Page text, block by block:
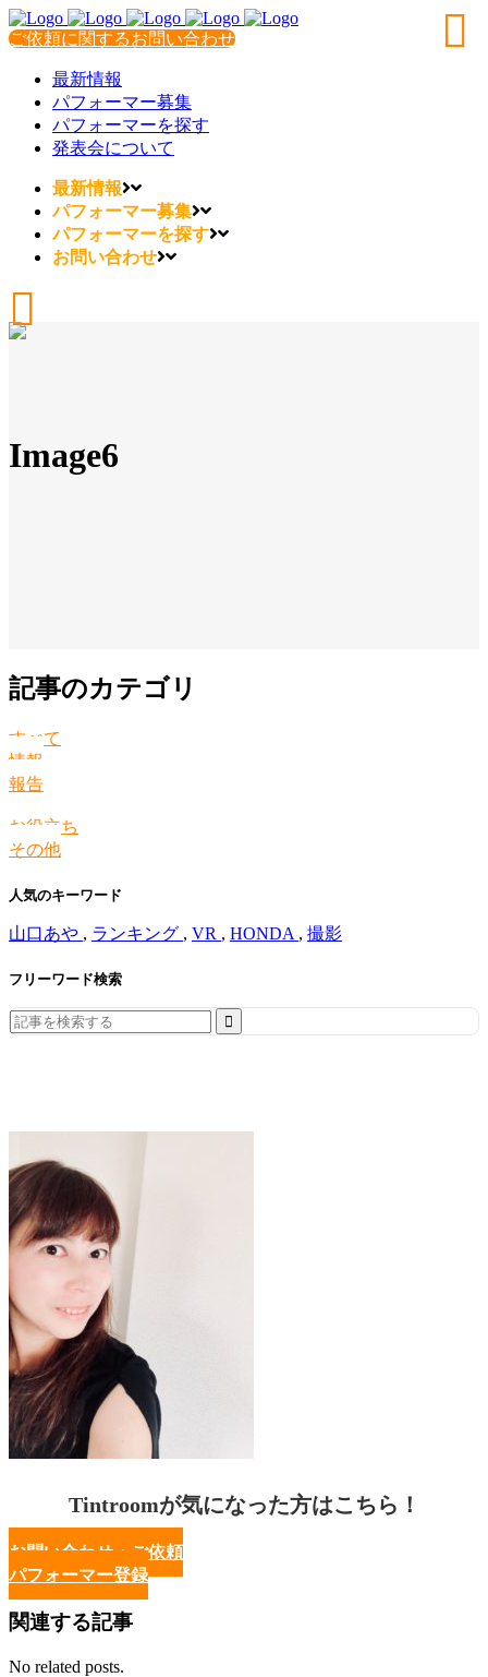
ご依頼に関するお問い合わせ
最新情報
パフォーマー募集
パフォーマーを探す
発表会について
最新情報
パフォーマー募集
パフォーマーを探す
お問い合わせ
Image6
記事のカテゴリ
すべて
情報
報告
お役立ち
その他
人気のキーワード
山口あや , ランキング , VR , HONDA , 撮影
フリーワード検索
Search
for:
Tintroomが気になった方はこちら！
お問い合わせ・ご依頼
パフォーマー登録
関連する記事
No related posts.